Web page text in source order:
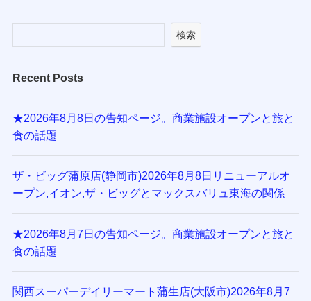
検索
Recent Posts
★2026年8月8日の告知ページ。商業施設オープンと旅と
食の話題
ザ・ビッグ蒲原店(静岡市)2026年8月8日リニューアルオ
ープン,イオン,ザ・ビッグとマックスバリュ東海の関係
★2026年8月7日の告知ページ。商業施設オープンと旅と
食の話題
関西スーパーデイリーマート蒲生店(大阪市)2026年8月7